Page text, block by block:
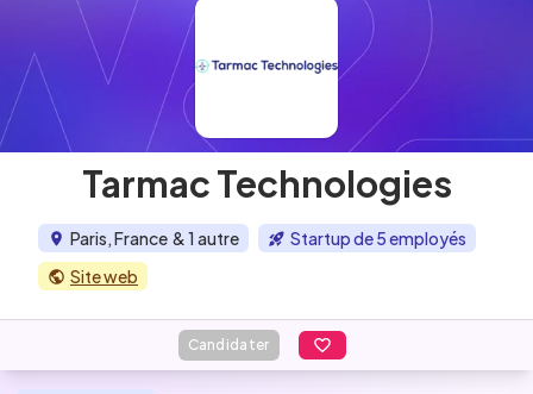
Tarmac Technologies
Paris, France & 1 autre
Startup de 5 employés
Site web
Candidater